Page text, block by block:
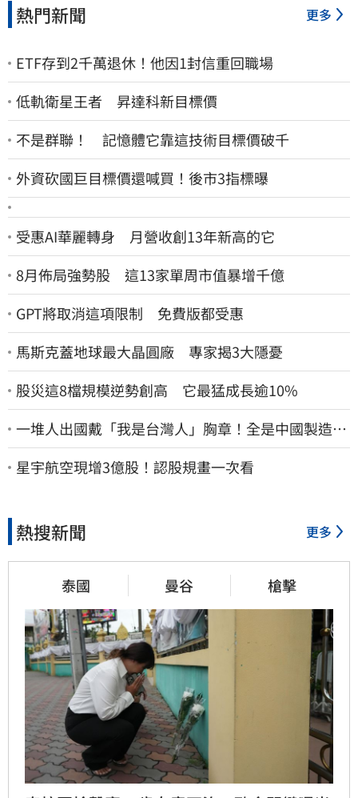
熱門新聞 更多
ETF存到2千萬退休！他因1封信重回職場
低軌衛星王者 昇達科新目標價
不是群聯！ 記憶體它靠這技術目標價破千
外資砍國巨目標價還喊買！後市3指標曝
受惠AI華麗轉身 月營收創13年新高的它
8月佈局強勢股 這13家單周市值暴增千億
GPT將取消這項限制 免費版都受惠
馬斯克蓋地球最大晶圓廠 專家揭3大隱憂
股災這8檔規模逆勢創高 它最猛成長逾10%
一堆人出國戴「我是台灣人」胸章！全是中國製造
Cheap酸：精神分裂
星宇航空現增3億股！認股規畫一次看
熱搜新聞 更多
泰國 曼谷 槍擊